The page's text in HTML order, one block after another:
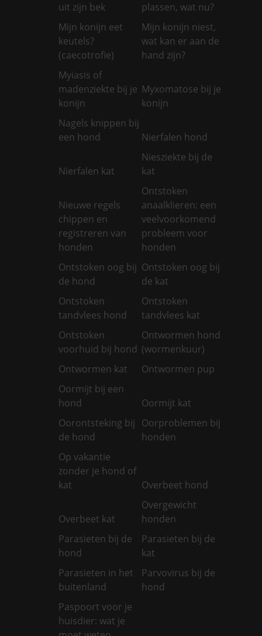
uit zijn bek
plassen, wat nu?
Mijn konijn eet
keutels?
(caecotrofie)
Mijn konijn niest,
wat kan er aan de
hand zijn?
Myiasis of
madenziekte bij je
konijn
Myxomatose bij je
konijn
Nagels knippen bij
een hond
Nierfalen hond
Nierfalen kat
Niesziekte bij de
kat
Nieuwe regels
chippen en
registreren van
honden
Ontstoken
anaalklieren: een
veelvoorkomend
probleem voor
honden
Ontstoken oog bij
de hond
Ontstoken oog bij
de kat
Ontstoken
tandvlees hond
Ontstoken
tandvlees kat
Ontstoken
voorhuid bij hond
Ontwormen hond
(wormenkuur)
Ontwormen kat
Ontwormen pup
Oormijt bij een
hond
Oormijt kat
Oorontsteking bij
de hond
Oorproblemen bij
honden
Op vakantie
zonder je hond of
kat
Overbeet hond
Overbeet kat
Overgewicht
honden
Parasieten bij de
hond
Parasieten bij de
kat
Parasieten in het
buitenland
Parvovirus bij de
hond
Paspoort voor je
huisdier: wat je